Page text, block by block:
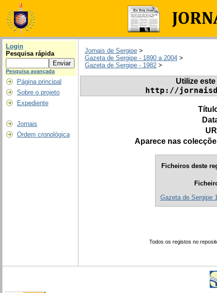
Login
Pesquisa rápida
Pesquisa avançada
Página principal
Sobre o projeto
Expediente
Jornais
Ordem cronológica
Jornais de Sergipe >
Gazeta de Sergipe - 1890 a 2004 >
Gazeta de Sergipe - 1982 >
Utilize
http://
Aparece nas
Ficheiros deste
Gazeta de Sergipe
Todos os registos no